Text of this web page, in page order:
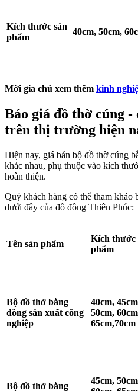
Kích thước sản
phẩm
40cm, 50cm,
Mời gia chủ xem thêm kinh
Báo giá đồ thờ cúng
trên thị trường hiện
Hiện nay, giá bán bộ đồ thờ cúng
khác nhau, phụ thuộc vào kích
hoàn thiện.
Quý khách hàng có thể tham khảo
dưới đây của đồ đồng Thiên Phúc:
Tên sản phẩm
Kích thước
phẩm
Bộ đồ thờ bằng
đồng sản xuất công
nghiệp
40cm,
50cm,
65cm,70cm
Bộ đồ thờ bằng
45cm,